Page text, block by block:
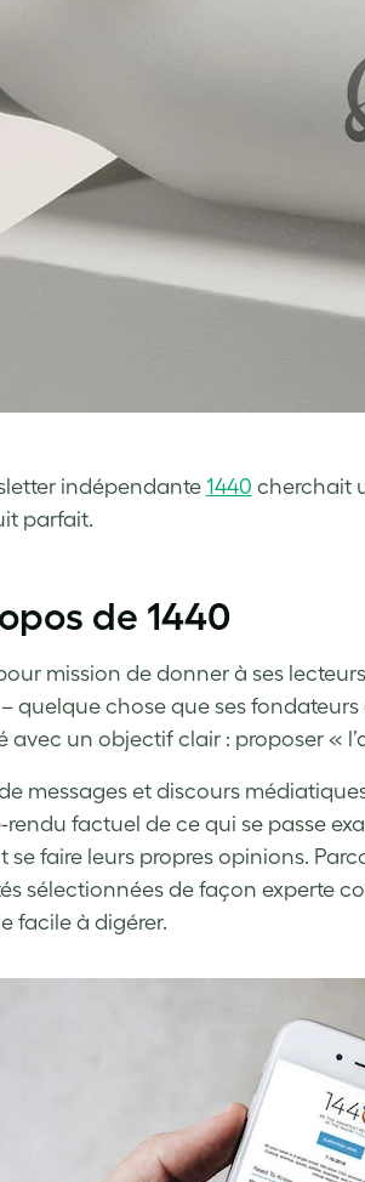
indépendante 1440 cherchait
parfait.
de 1440
mission de donner à ses
quelque chose que ses
avec un objectif clair : proposer «
messages et discours
factuel de ce qui se passe
se faire leurs propres opinions.
sélectionnées de façon experte
facile à digérer.